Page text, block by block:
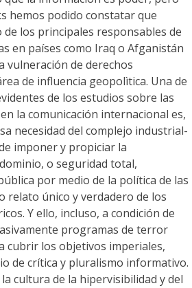
hemos podido constatar que
de los principales responsables de
en países como Iraq o Afganistán
vulneración de derechos
de influencia geopolìtica. Una de
de los estudios sobre las
la comunicación internacional es,
necesidad del complejo industrial-
imponer y propiciar la
o seguridad total,
por medio de la política de las
relato único y verdadero de los
Y ello, incluso, a condición de
programas de terror
cubrir los objetivos imperiales,
de crítica y pluralismo informativo.
cultura de la hipervisibilidad y del